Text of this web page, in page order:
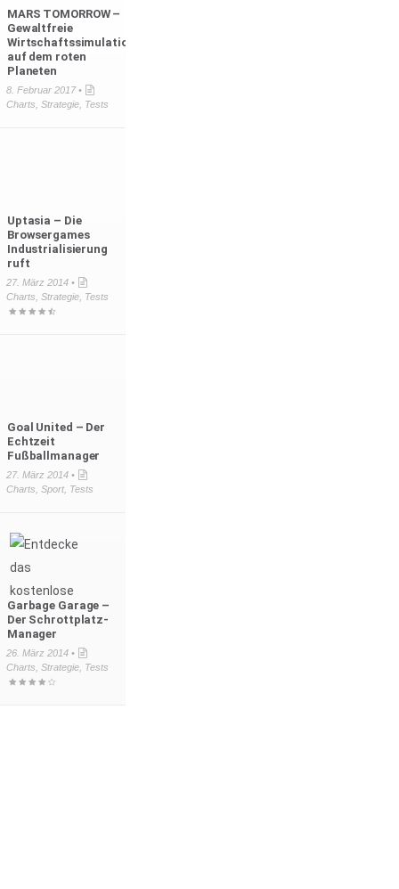
MARS TOMORROW –
Gewaltfreie
Wirtschaftssimulation
auf dem roten
Planeten
8. Februar 2017 •
Charts Strategie, Tests
Uptasia – Die
Browsergames
Industrialisierung
ruft
27. März 2014 •
Charts Strategie, Tests
Goal United – Der
Echtzeit
Fußballmanager
27. März 2014 •
Charts Sport, Tests
Garbage Garage –
Der Schrottplatz-
Manager
26. März 2014 •
Charts Strategie, Tests